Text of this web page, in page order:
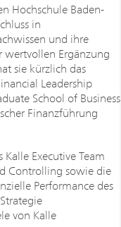
Hochschule Baden-
in
und ihre
wertvollen Ergänzung
sie kürzlich das
Leadership
School of Business
Finanzführung
Executive Team
Controlling sowie die
Performance des
von Kalle